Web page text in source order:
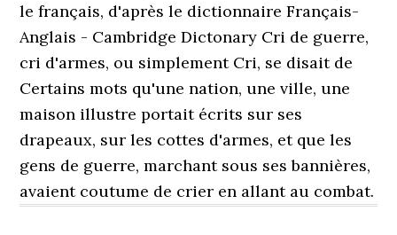
le français, d'après le dictionnaire Français-
Anglais - Cambridge Dictonary Cri de guerre,
cri d'armes, ou simplement Cri, se disait de
Certains mots qu'une nation, une ville, une
maison illustre portait écrits sur ses
drapeaux, sur les cottes d'armes, et que les
gens de guerre, marchant sous ses bannières,
avaient coutume de crier en allant au combat.